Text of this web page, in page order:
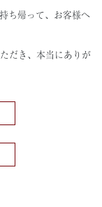
ち帰って、お客様へ
だき、本当にありが